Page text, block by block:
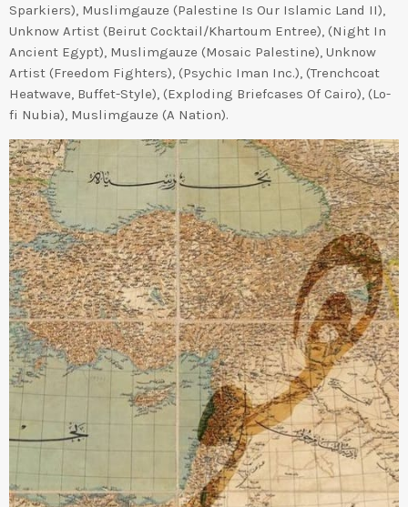
Sparkiers), Muslimgauze (Palestine Is Our Islamic Land II),
Unknow Artist (Beirut Cocktail/Khartoum Entree), (Night In
Ancient Egypt), Muslimgauze (Mosaic Palestine), Unknow
Artist (Freedom Fighters), (Psychic Iman Inc.), (Trenchcoat
Heatwave, Buffet-Style), (Exploding Briefcases Of Cairo), (Lo-
fi Nubia), Muslimgauze (A Nation).